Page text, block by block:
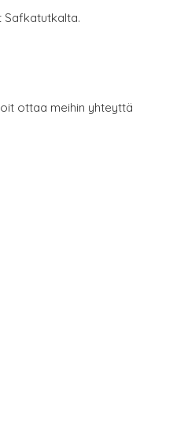
Safkatutkalta.
ottaa meihin yhteyttä